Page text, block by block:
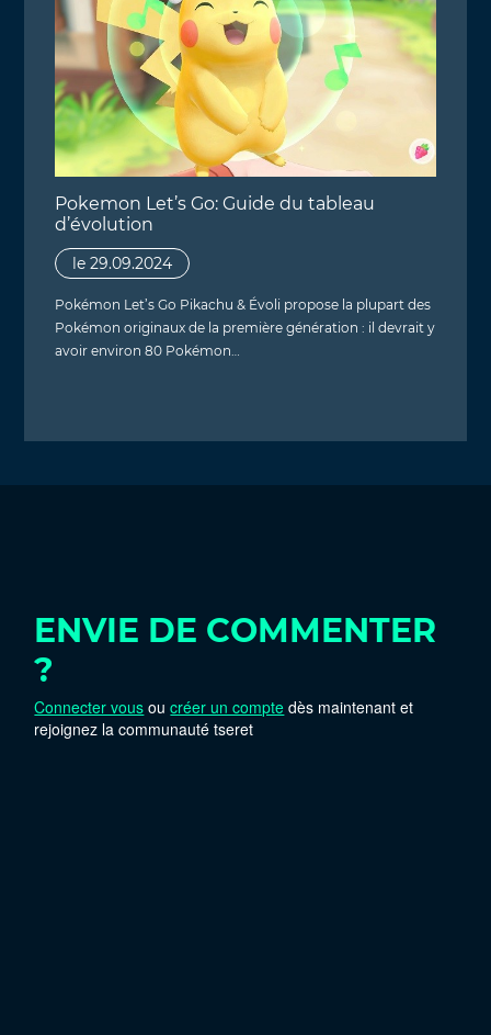
Pokemon Let’s Go: Guide du tableau
d’évolution
le 29.09.2024
Pokémon Let’s Go Pikachu & Évoli propose la plupart des
Pokémon originaux de la première génération : il devrait y
avoir environ 80 Pokémon…
ENVIE DE COMMENTER
?
Connecter vous oucréer un compte dès maintenant et
rejoignez la communauté tseret